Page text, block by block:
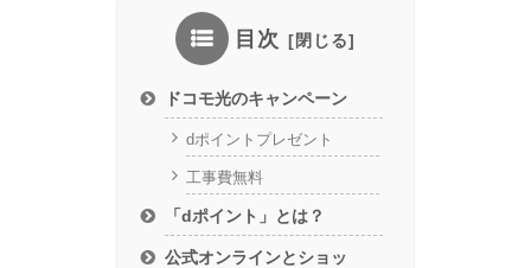
目次
ドコモ光のキャンペーン
dポイントプレゼント
工事費無料
「dポイント」とは？
公式オンラインとショッ